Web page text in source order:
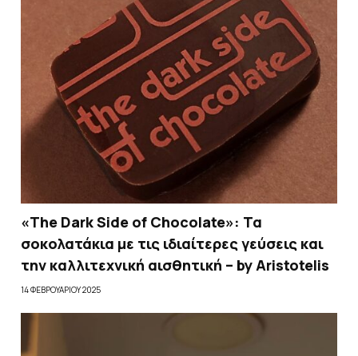
«The Dark Side of Chocolate»: Τα
σοκολατάκια με τις ιδιαίτερες γεύσεις και
την καλλιτεχνική αισθητική – by Aristotelis
14 ΦΕΒΡΟΥΑΡΊΟΥ 2025